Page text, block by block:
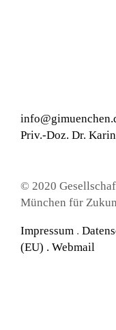
Priv.-Doz. Dr.
© 2020
München für
Impressum .
(EU) . Webmail